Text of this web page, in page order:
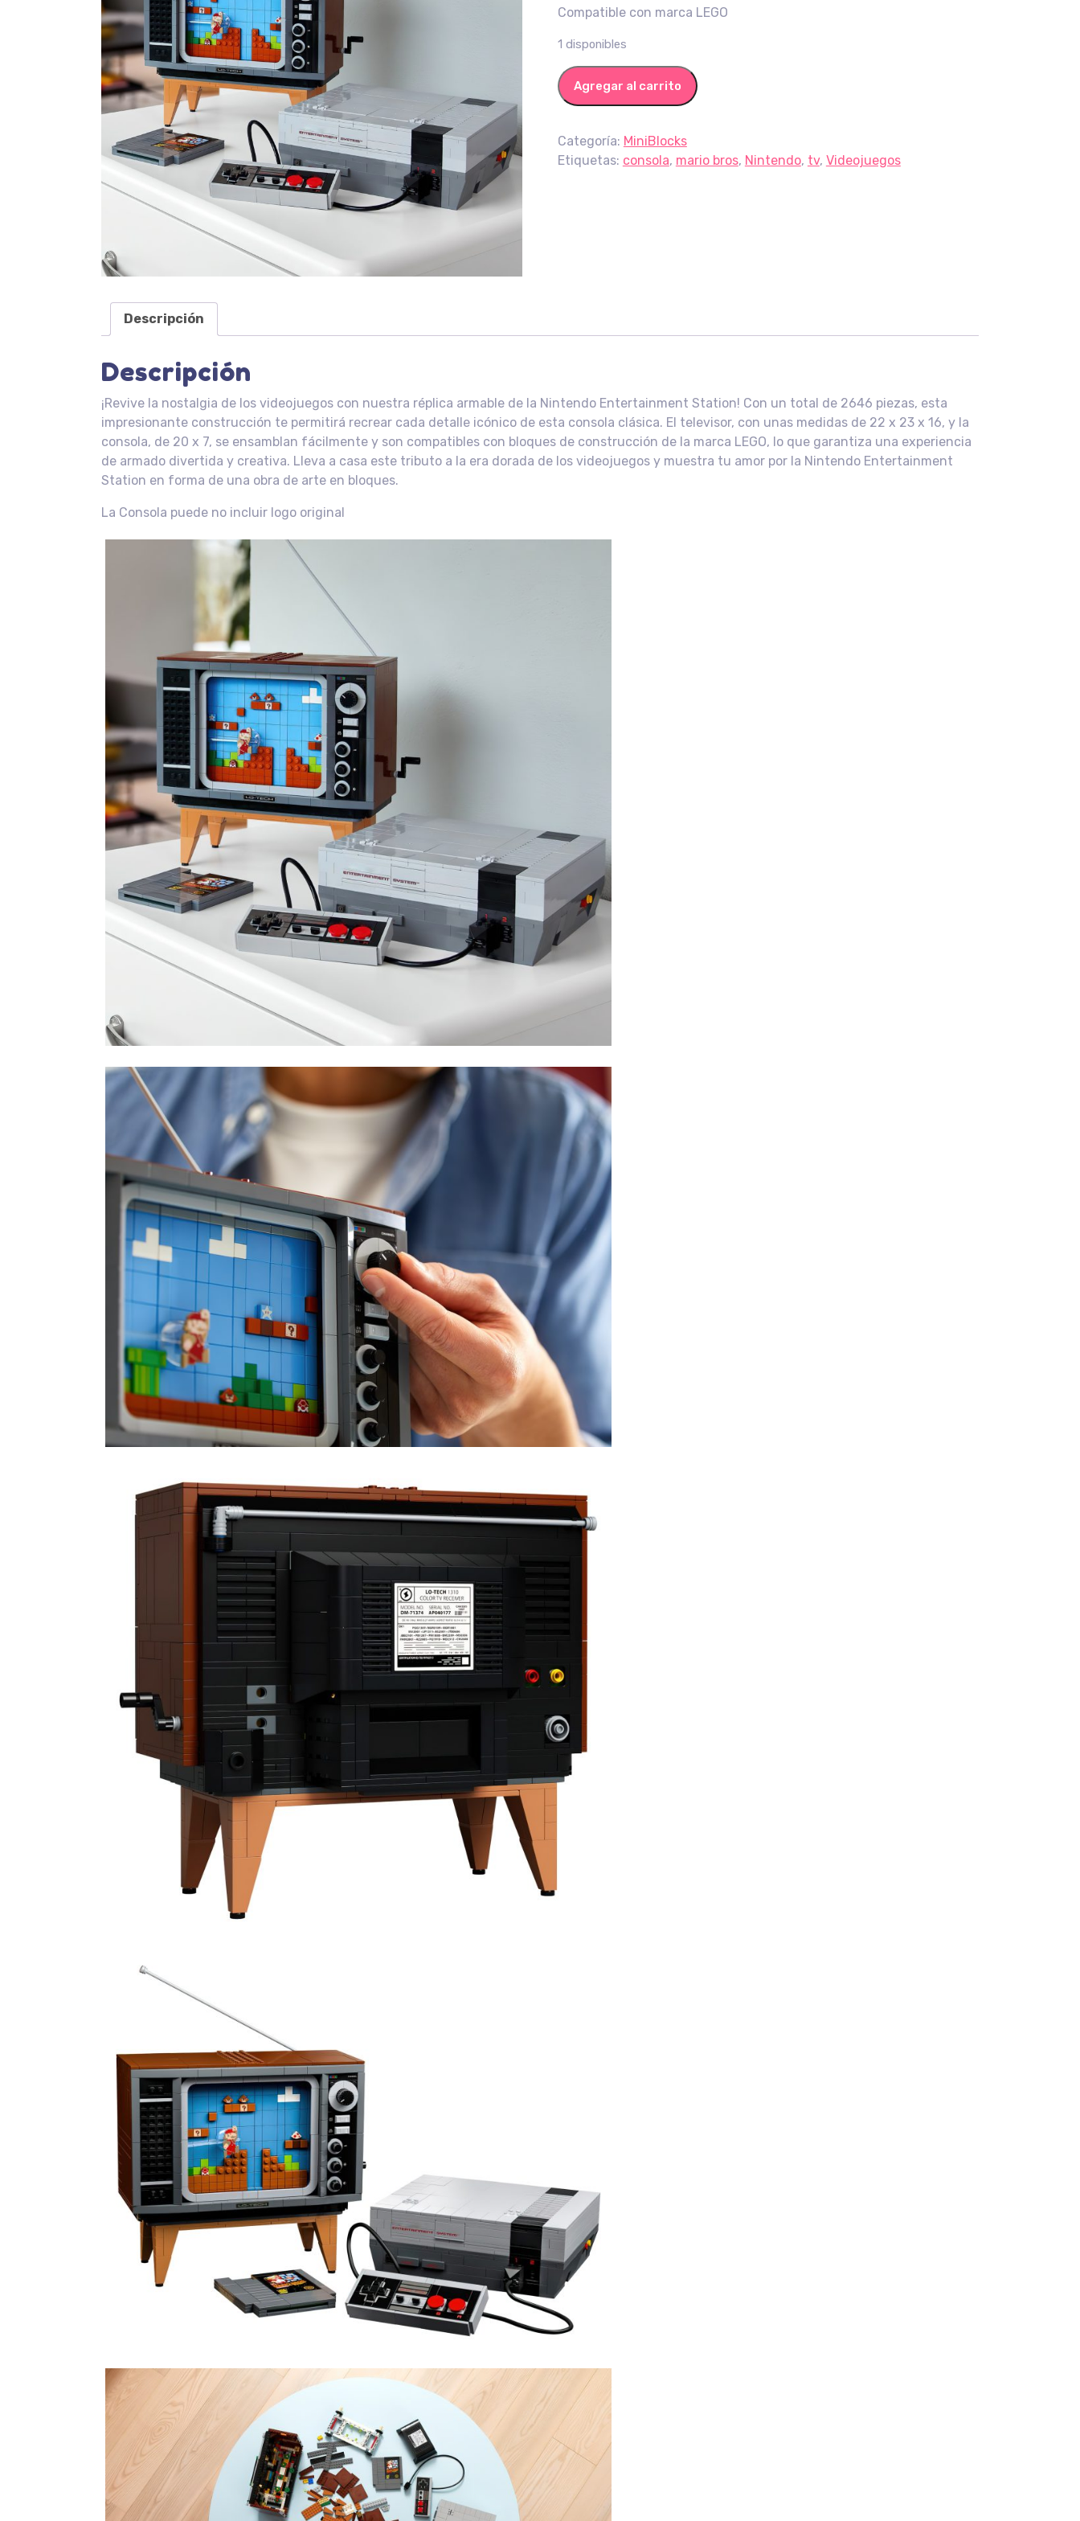
Compatible con marca LEGO
1 disponibles
NES cantidad
Agregar al carrito
Categoría: MiniBlocks
Etiquetas: consola, mario bros, Nintendo, tv, Videojuegos
Descripción
Descripción
¡Revive la nostalgia de los videojuegos con nuestra réplica armable de la Nintendo Entertainment Station! Con un total de 2646 piezas, esta
impresionante construcción te permitirá recrear cada detalle icónico de esta consola clásica. El televisor, con unas medidas de 22 x 23 x 16, y la
consola, de 20 x 7, se ensamblan fácilmente y son compatibles con bloques de construcción de la marca LEGO, lo que garantiza una experiencia
de armado divertida y creativa. Lleva a casa este tributo a la era dorada de los videojuegos y muestra tu amor por la Nintendo Entertainment
Station en forma de una obra de arte en bloques.
La Consola puede no incluir logo original